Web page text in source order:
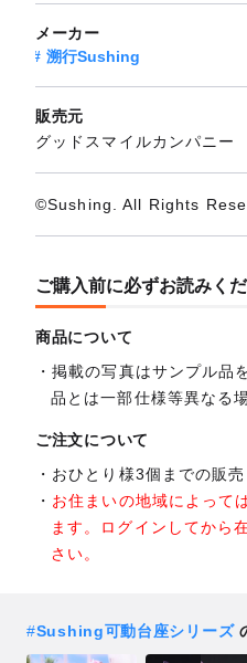
メーカー
溯行Sushing
販売元
グッドスマイルカンパニー
©Sushing. All Rights
ご購入前に必ずお読みく
商品について
掲載の写真はサンプル品
品とは一部仕様等異なる
ご注文について
おひとり様3個までの販売
お住まいの地域によって
ます。ログインしてから
さい。
#Sushing可動台座シリーズ